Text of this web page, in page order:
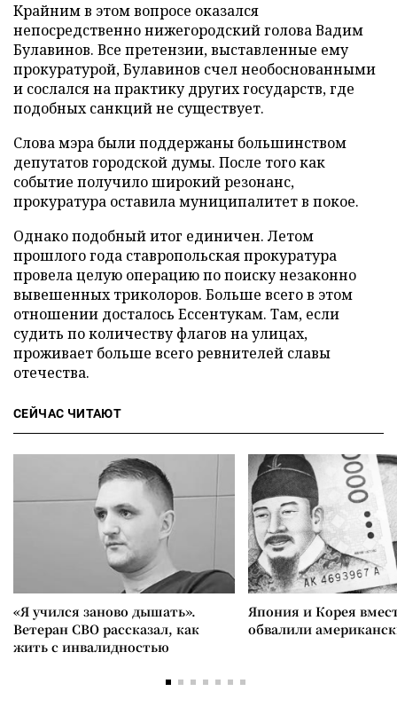
Крайним в этом вопросе оказался
непосредственно нижегородский голова Вадим
Булавинов. Все претензии, выставленные ему
прокуратурой, Булавинов счел необоснованными
и сослался на практику других государств, где
подобных санкций не существует.
Слова мэра были поддержаны большинством
депутатов городской думы. После того как
событие получило широкий резонанс,
прокуратура оставила муниципалитет в покое.
Однако подобный итог единичен. Летом
прошлого года ставропольская прокуратура
провела целую операцию по поиску незаконно
вывешенных триколоров. Больше всего в этом
отношении досталось Ессентукам. Там, если
судить по количеству флагов на улицах,
проживает больше всего ревнителей славы
отечества.
СЕЙЧАС ЧИТАЮТ
«Я учился заново дышать».
Ветеран СВО рассказал, как
жить с инвалидностью
Япония и Корея
обвалили